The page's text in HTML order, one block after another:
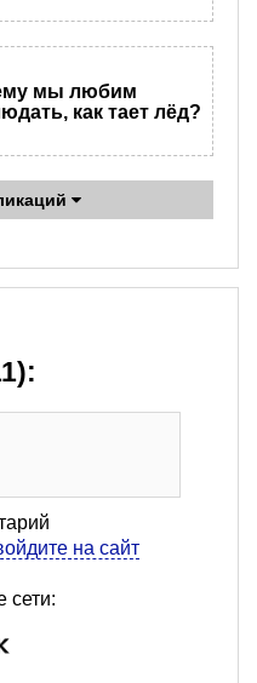
мы любим
как тает лёд?
на сайт
сети: